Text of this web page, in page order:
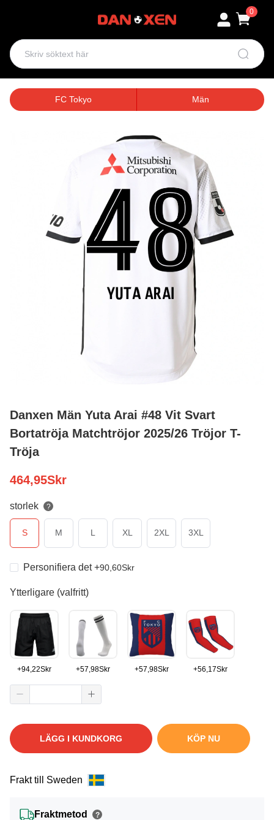
0
FC Tokyo Män
Danxen Män Yuta Arai #48 Vit Svart
Bortatröja Matchtröjor 2025/26 Tröjor T-
Tröja
464,95Skr
storlek ?
S M L XL 2XL 3XL
Personifiera det+90,60Skr
Ytterligare (valfritt)
+94,22Skr +57,98Skr +57,98Skr +56,17Skr
LÄGG I KUNDKORG KÖP NU
Frakt till Sweden
Fraktmetod ?